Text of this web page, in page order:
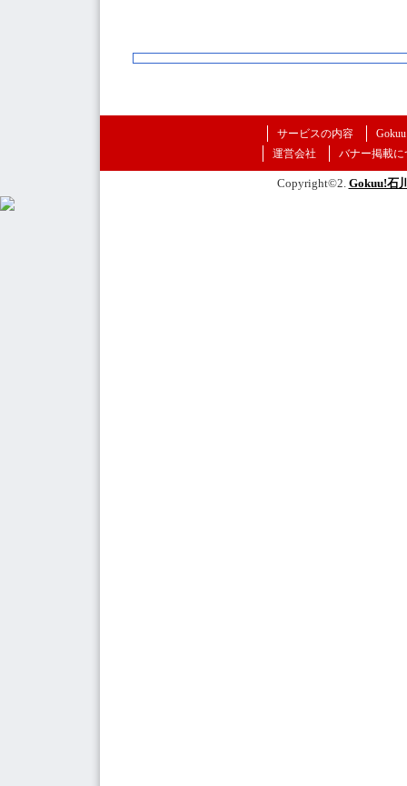
サービスの内容
運営会社
バナー掲載に
Copyright©2. Gokuu!石